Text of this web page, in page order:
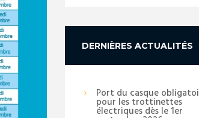
DERNIÈRES ACTUALITÉS
Port du casque
pour les trottinettes
électriques dès le 1er